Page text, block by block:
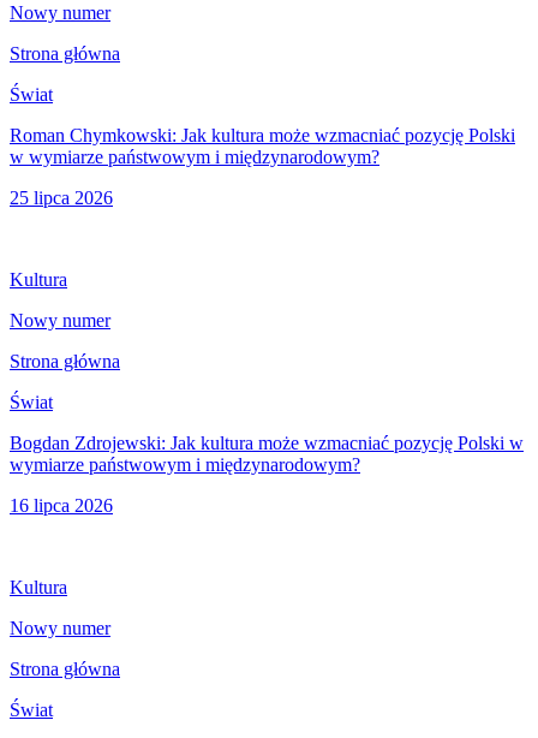
Nowy numer
Strona główna
Świat
Roman Chymkowski: Jak kultura może wzmacniać pozycję Polski
w wymiarze państwowym i międzynarodowym?
25 lipca 2026
Kultura
Nowy numer
Strona główna
Świat
Bogdan Zdrojewski: Jak kultura może wzmacniać pozycję Polski w
wymiarze państwowym i międzynarodowym?
16 lipca 2026
Kultura
Nowy numer
Strona główna
Świat